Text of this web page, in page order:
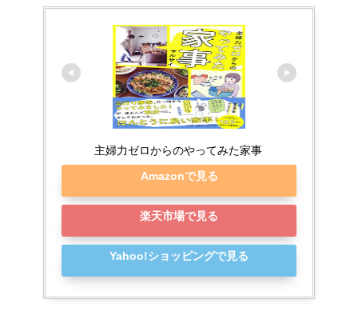
主婦力ゼロからのやってみた家事
Amazonで見る
楽天市場で見る
Yahoo!ショッピングで見る